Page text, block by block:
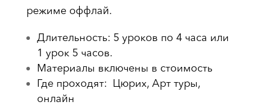
режиме оффлай.
Длительность: 5 уроков по 4 часа или
1 урок 5 часов.
Материалы включены в стоимость
Где проходят: Цюрих, Арт туры,
онлайн